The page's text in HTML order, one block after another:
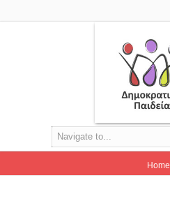
Navigate to...
Home